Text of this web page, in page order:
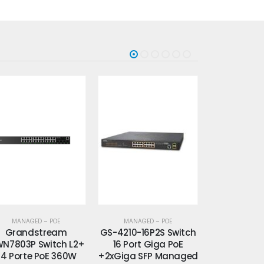
MANAGED – POE
4210-16P2S Switch
16 Port Giga PoE
SFP Managed
MANAGED – POE
GS-4210-24P2S Switch
24 Port Giga PoE
+2xGiga SFP Managed